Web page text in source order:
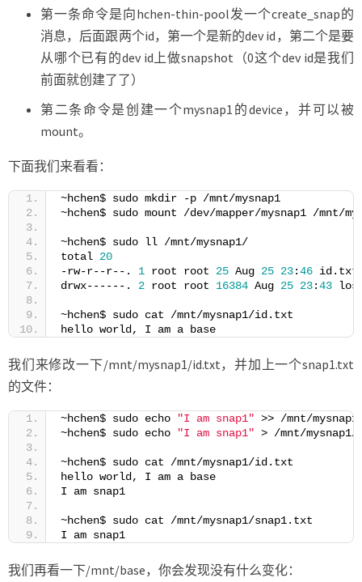
第一条命令是向hchen-thin-pool发一个create_snap的
消息，后面跟两个id，第一个是新的dev id，第二个是要
从哪个已有的dev id上做snapshot（0这个dev id是我们
前面就创建了了）
第二条命令是创建一个mysnap1的device，并可以被
mount。
下面我们来看看：
~hchen$ sudo mkdir -p /mnt/mysnap1
~hchen$ sudo mount /dev/mapper/mysnap1 /mnt/
~hchen$ sudo ll /mnt/mysnap1/
total 20
-rw-r--r--. 1 root root 25 Aug 25 23:46 id.txt
drwx------. 2 root root 16384 Aug 25 23:43
~hchen$ sudo cat /mnt/mysnap1/id.txt
hello world, I am a base
我们来修改一下/mnt/mysnap1/id.txt，并加上一个snap1.txt
的文件：
~hchen$ sudo echo "I am snap1" >> /mnt/
~hchen$ sudo echo
"I am snap1" > /mnt/
~hchen$ sudo cat /mnt/mysnap1/id.txt
hello world, I am a base
I am snap1
~hchen$ sudo cat /mnt/mysnap1/snap1.txt
I am snap1
我们再看一下/mnt/base，你会发现没有什么变化：